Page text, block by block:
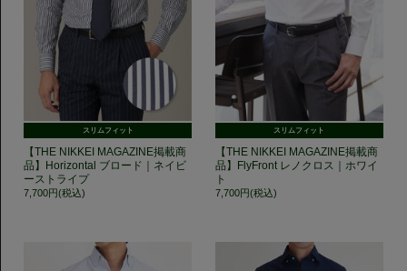
スリムフィット
【THE NIKKEI MAGAZINE掲載商
品】Horizontal ブロード｜ネイビ
ーストライプ
7,700円(税込)
スリムフィット
【THE NIKKEI MAGAZINE掲載商
品】FlyFront レノクロス｜ホワイ
ト
7,700円(税込)